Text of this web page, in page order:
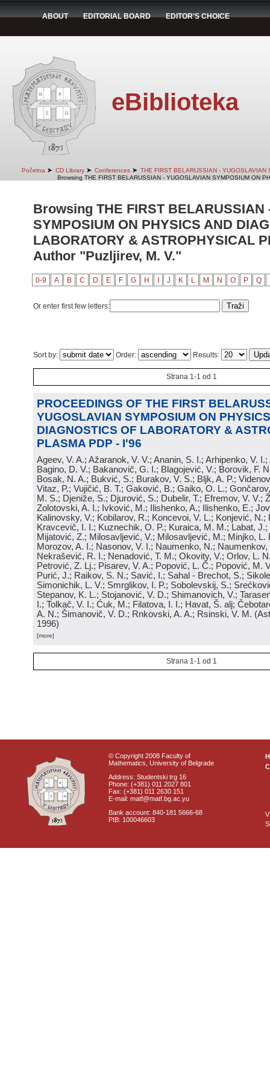
ABOUT EDITORIAL BOARD EDITOR'S CHOICE
eBiblioteka
Početna ➤ CD Library ➤ Conferences ➤ THE FIRST BELARUSSIAN -
Browsing THE FIRST BELARUSSIAN - YUGOSLAVIAN SYMPOSIUM ON
Browsing THE FIRST BELARUSSIAN
SYMPOSIUM ON PHYSICS AND
LABORATORY & ASTROPHYSICAL
Author "Puzljirev, M. V."
0-9 A B C D E F G H J K L M N O P Q
Or enter first few letters:
Sort by: Order: Results:
Strana 1-1 od 1
PROCEEDINGS OF THE FIRST
YUGOSLAVIAN SYMPOSIUM ON
DIAGNOSTICS OF LABORATORY &
PLASMA PDP - I'96
Ageev, V. A.; Ažaranok, V. V.; Ananin, S. I.; Arhipenko, V.
Bagino, D. V.; Bakanovič, G. I.; Blagojević, V.; Borovik, F.
Bosak, N. A.; Bukvić, S.; Burakov, V. S.; Bljk, A. P.;
Vitaz, P.; Vujičić, B. T.; Gaković, B.; Gaiko, O. L.;
M. S.; Djeniže, S.; Djurović, S.; Dubelir, T.; Efremov, V. V.;
Zolotovski, A. I.; Ivković, M.; Ilishenko, A.; Ilishenko, E.;
Kalinovsky, V.; Kobilarov, R.; Koncevoi, V. L.; Konjević, N.;
Kravcevič, I. I.; Kuznechik, O. P.; Kuraica, M. M.; Labat,
Mijatović, Z.; Milosavljević, V.; Milosavljević, M.; Minjko, L.
Morozov, A. I.; Nasonov, V. I.; Naumenko, N.; Naumenkov,
Nekrašević, R. I.; Nenadović, T. M.; Okovity, V.; Orlov, L.
Petrović, Z. Lj.; Pisarev, V. A.; Popović, L. Č.; Popović, M.
Purić, J.; Raikov, S. N.; Savić, I.; Sahal - Brechot, S.;
Simonichik, L. V.; Smrglikov, I. P.; Sobolevskij, S.;
Stepanov, K. L.; Stojanović, V. D.; Shimanovich, V.;
I.; Tolkač, V. I.; Ćuk, M.; Filatova, I. I.; Havat, Š. alj;
A. N.; Šimanovič, V. D.; Rnkovski, A. A.; Rsinski, V. M. (
1996)
[more]
Strana 1-1 od 1
© Copyright 2008 Faculty of
Mathematics, University of Belgrade
Address: Studentski trg 16
Phone: (+381) 011 2027 801
Fax: (+381) 011 2630 151
E-mail: matf@matf.bg.ac.yu
Bank account: 840-181 5666-68
PIB: 100046603